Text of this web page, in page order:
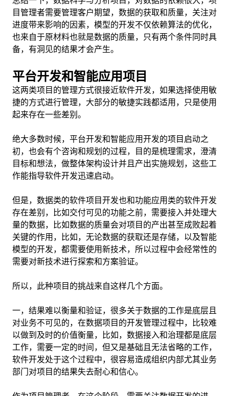
目管理者需要管理客户期望，数据的获取和质量，关注对
进度带来影响的因素，模型的开发不仅依赖算法的优化，
也来自于原材料也就是数据的质量，只有两个条件同时具
备，有洞见的结果才会产生。
平台开发和智能应用项目
这两类项目的管理方式很接近软件开发，如果选择使用敏
捷的方式进行管理，大部分的敏捷实践都适用，只是使用
起来存在一些差别。
绝大多数时候，平台开发和智能应用开发的项目启动之
初，也会有个咨询和规划的过程，目的是梳理需求，澄清
目标和想法，做整体架构设计并且产出实施规划，这些工
作能指导软件开发迅速启动。
但是，数据类的软件项目开发也和功能应用类的软件开发
存在差别，比如交付可见的功能之前，需要接入并处理大
量的数据，比如数据的质量会对项目的产出甚至成败起着
关键的作用，比如，无论数据的获取还是存储，以及智能
模型的开发，都需要使用新技术，所以过程中会经常性的
需要对新技术进行探索和方案验证。
所以，此种项目的挑战来自这样几个方面。
一，结果难以衡量和验证，很多关于数据的工作是底层且
对业务不可见的，在数据项目的开发管理过程中，比较难
以做到及时的价值衡量，比如，数据接入和治理都是底层
工作，需要一定的时间，但又是基础且无法省略的工作，
软件开发处于这个过程中，很容易造成组织内部尤其业务
部门对项目的结果失去耐心和信心。